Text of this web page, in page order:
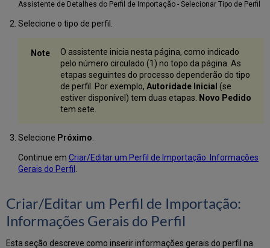
Assistente de Detalhes do Perfil de Importação - Selecionar Tipo de Perfil
Selecione o tipo de perfil.
O assistente inicia nesta página, como indicado
pelo número circulado (1) no topo da página. As
etapas seguintes do processo dependerão do tipo
de perfil. Por exemplo, Autoridade Inicial (se
estiver disponível) tem duas etapas. Novo Pedido
tem sete.
Selecione Próximo.
Continue em Criar/Editar um Perfil de Importação: Informações
Gerais do Perfil .
Criar/Editar um Perfil de Importação:
Informações Gerais do Perfil
Esta seção descreve como inserir informações gerais do perfil na